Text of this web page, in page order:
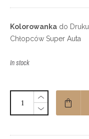
Kolorowanka do Druku
Chłopców Super Auta
In stock